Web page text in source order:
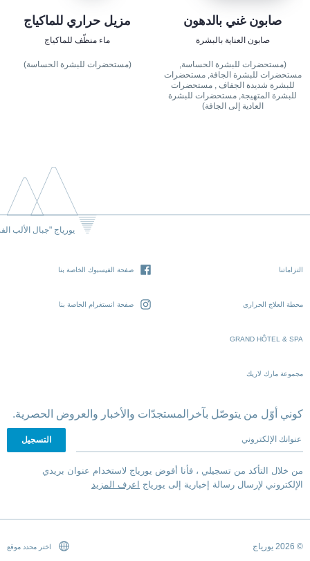
صابون غني بالدهون
صابون العناية بالبشرة
(مستحضرات للبشرة الحساسة,
مستحضرات للبشرة الجافة, مستحضرات
للبشرة شديدة الجفاف , مستحضرات
للبشرة المتهيجة, مستحضرات للبشرة
العادية إلى الجافة)
مزيل حراري للماكياج
ماء منظّف للماكياج
(مستحضرات للبشرة الحساسة)
يورياج "جبال الألب
التزاماتنا
محطة العلاج الحراري
GRAND HÔTEL & SPA
مجموعة مارك لاريك
صفحة الفيسبوك الخاصة بنا
صفحة انستغرام الخاصة بنا
كوني أوّل من يتوصّل بآخرالمستجدّات والأخبار والعروض الحصرية.
عنوانك الإلكتروني
من خلال التأكد من تسجيلي ، فأنا أفوض يورياج لاستخدام عنوان بريدي
الإلكتروني لإرسال رسالة إخبارية إلى يورياج اعرف المزيد
© 2026 يورياج اختر محدد موقع